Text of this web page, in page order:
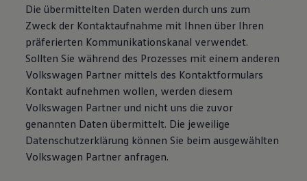
Die übermittelten Daten werden durch uns zum
Zweck der Kontaktaufnahme mit Ihnen über Ihren
präferierten Kommunikationskanal verwendet.
Sollten Sie während des Prozesses mit einem anderen
Volkswagen Partner mittels des Kontaktformulars
Kontakt aufnehmen wollen, werden diesem
Volkswagen Partner und nicht uns die zuvor
genannten Daten übermittelt. Die jeweilige
Datenschutzerklärung können Sie beim ausgewählten
Volkswagen Partner anfragen.